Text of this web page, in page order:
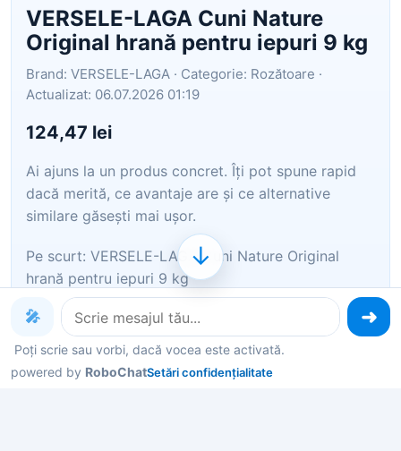
VERSELE-LAGA Cuni Nature
Original hrană pentru iepuri 9 kg
Brand: VERSELE-LAGA · Categorie: Rozătoare ·
Actualizat: 06.07.2026 01:19
124,47 lei
Ai ajuns la un produs concret. Îți pot spune rapid
dacă merită, ce avantaje are și ce alternative
similare găsești mai ușor.
Pe scurt: VERSELE-LAGA Cuni Nature Original
hrană pentru iepuri 9 kg
Îți pot recomanda rapid produse similare sau
alternative mai bune din aceeași zonă.
Dacă nu e exact ce cauți, putem restrânge imediat
🎤
Poți scrie sau vorbi, dacă vocea este activată.
powered by RoboChatSetări confidențialitate
↓